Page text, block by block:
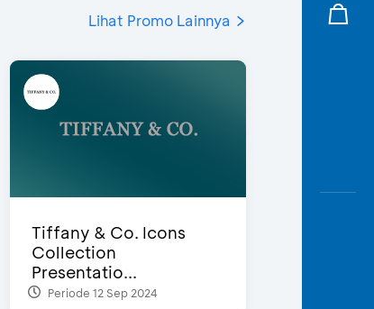
Lihat Promo Lainnya
Tiffany & Co. Icons
Collection
Presentatio...
Periode 12 Sep 2024